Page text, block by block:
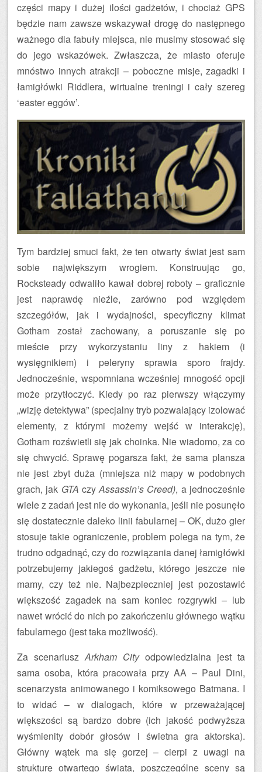
części mapy i dużej ilości gadżetów, i chociaż GPS
będzie nam zawsze wskazywał drogę do następnego
ważnego dla fabuły miejsca, nie musimy stosować się
do jego wskazówek. Zwłaszcza, że miasto oferuje
mnóstwo innych atrakcji – poboczne misje, zagadki i
łamigłówki Riddlera, wirtualne treningi i cały szereg
‘easter eggów’.
Tym bardziej smuci fakt, że ten otwarty świat jest sam
sobie największym wrogiem. Konstruując go,
Rocksteady odwaliło kawał dobrej roboty – graficznie
jest naprawdę nieźle, zarówno pod względem
szczegółów, jak i wydajności, specyficzny klimat
Gotham został zachowany, a poruszanie się po
mieście przy wykorzystaniu liny z hakiem (i
wysięgnikiem) i peleryny sprawia sporo frajdy.
Jednocześnie, wspomniana wcześniej mnogość opcji
może przytłoczyć. Kiedy po raz pierwszy włączymy
„wizję detektywa” (specjalny tryb pozwalający izolować
elementy, z którymi możemy wejść w interakcję),
Gotham rozświetli się jak choinka. Nie wiadomo, za co
się chwycić. Sprawę pogarsza fakt, że sama plansza
nie jest zbyt duża (mniejsza niż mapy w podobnych
grach, jak GTA czyAssassin’s Creed), a jednocześnie
wiele z zadań jest nie do wykonania, jeśli nie posunęło
się dostatecznie daleko linii fabularnej – OK, dużo gier
stosuje takie ograniczenie, problem polega na tym, że
trudno odgadnąć, czy do rozwiązania danej łamigłówki
potrzebujemy jakiegoś gadżetu, którego jeszcze nie
mamy, czy też nie. Najbezpieczniej jest pozostawić
większość zagadek na sam koniec rozgrywki – lub
nawet wrócić do nich po zakończeniu głównego wątku
fabularnego (jest taka możliwość).
Za scenariuszArkham Cityodpowiedzialna jest ta
sama osoba, która pracowała przy AA – Paul Dini,
scenarzysta animowanego i komiksowego Batmana. I
to widać – w dialogach, które w przeważającej
większości są bardzo dobre (ich jakość podwyższa
wyśmienity dobór głosów i świetna gra aktorska).
Główny wątek ma się gorzej – cierpi z uwagi na
strukturę otwartego świata, poszczególne sceny są